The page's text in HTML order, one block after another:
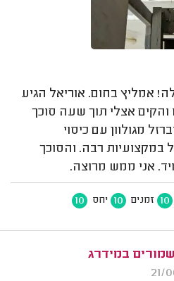
אמליץ בחום. אוריאל הגיע
והקים אצלי תוך שעה סוכך
מגולוון עם כיסוי
במקצועיות רבה. והסוכך
אני ממש מרוצה.
10 זמנים 10 יחס 10
במידרג